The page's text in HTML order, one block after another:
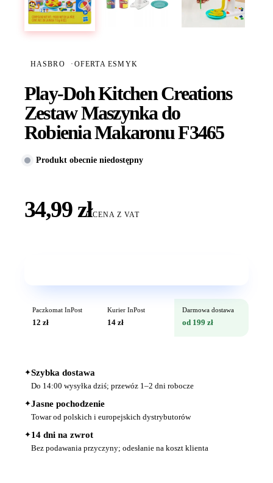
HASBRO · OFERTA ESMYK
Play-Doh Kitchen Creations
Zestaw Maszynka do
Robienia Makaronu F3465
Produkt obecnie niedostępny
34,99 złCENA Z VAT
Paczkomat InPost
12 zł
Kurier InPost
14 zł
Darmowa dostawa
od 199 zł
✦Szybka dostawa
Do 14:00 wysyłka dziś; przewóz 1–2 dni robocze
✦Jasne pochodzenie
Towar od polskich i europejskich dystrybutorów
✦14 dni na zwrot
Bez podawania przyczyny; odesłanie na koszt klienta